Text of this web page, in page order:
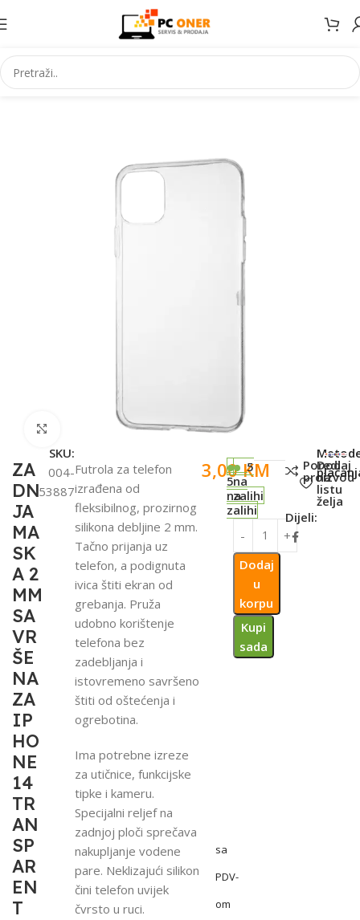
Početna Elektronika Mobiteli Maske za mobitele i dodaci
Click to enlarge
ZA
DN
JA
MA
SK
A 2
MM
SA
VR
ŠE
NA
ZA
IP
HO
NE
14
TR
AN
SP
AR
EN
T
SKU:
004-
53887
Futrola za telefon
izrađena od
fleksibilnog, prozirnog
silikona debljine 2 mm.
Tačno prijanja uz
telefon, a podignuta
ivica štiti ekran od
grebanja. Pruža
udobno korištenje
telefona bez
zadebljanja i
istovremeno savršeno
štiti od oštećenja i
ogrebotina.
Ima potrebne izreze
za utičnice, funkcijske
tipke i kameru.
Specijalni reljef na
zadnjoj ploči sprečava
nakupljanje vodene
pare. Neklizajući silikon
čini telefon uvijek
čvrsto u ruci.
3,00KM
sa
PDV-
om
5
na
zalihi
5
na
zalihi
Dodaj
u
korpu
Kupi
sada
Poredi
proizvod
Dodaj
na
listu
želja
Dijeli: